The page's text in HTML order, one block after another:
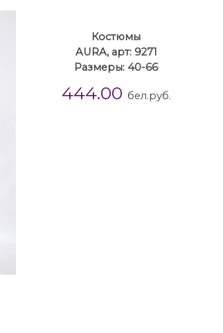
Костюмы
AURA, арт: 9271
Размеры: 40-66
444.00 бел.руб.